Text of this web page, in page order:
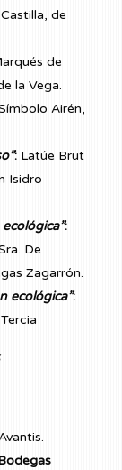
de
de
la Vega.
Airén,
: Latúe Brut
Isidro
:
De
Zagarrón.
ecológica”: